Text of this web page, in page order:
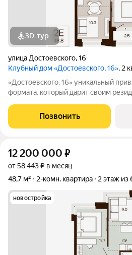
3D-тур
улица Достоевского,16
Клубный дом «Достоевского, 16», 2
«Достоевского, 16» уникальный приватный проект клубного
формата, который дарит своим
сохраняя приватность. Находиться
одновременно в уединенном месте,
Позвонить
12 200 000 ₽
от 58 443 ₽ в месяц
48,7 м²
2-комн. квартира 2 этаж из
новостройка